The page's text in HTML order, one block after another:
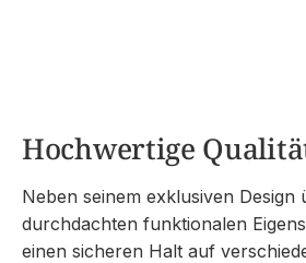
Hochwertige
Neben seinem exklusiven
durchdachten funktionalen
einen sicheren Halt auf